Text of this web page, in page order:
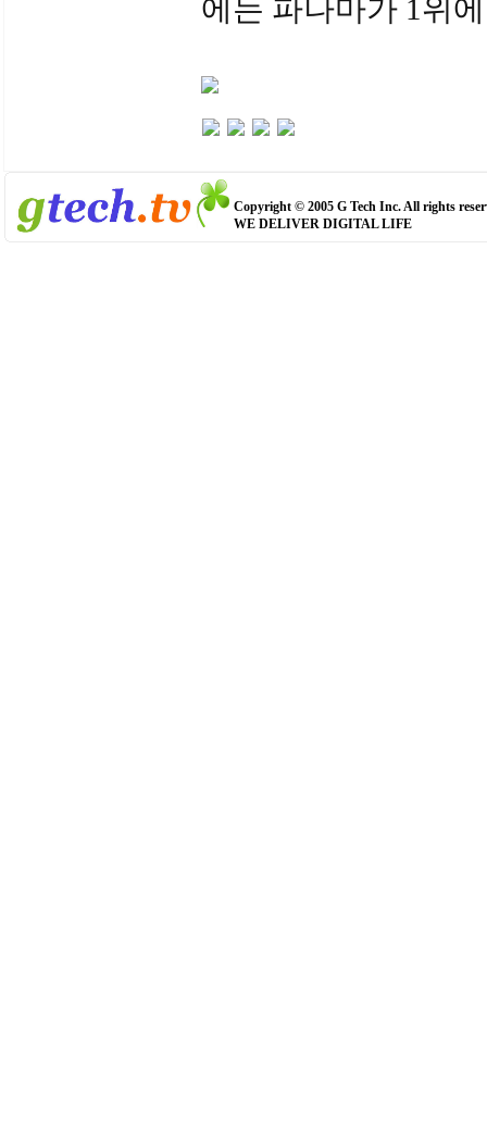
에는 파나마가 1위
Copyright © 2005 G Tech Inc. All rights
WE DELIVER DIGITAL LIFE